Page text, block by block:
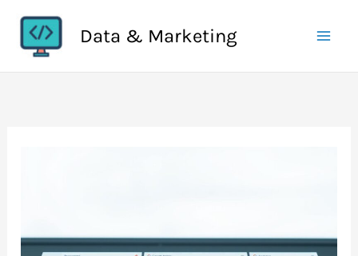
contenu
Data & Marketing